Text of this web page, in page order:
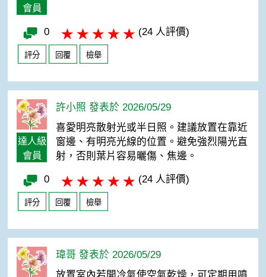
會員
0 (24 人評價)
評分 回覆 檢舉
達人級
會員
許小照 發表於 2026/05/29
喜愛明亮散射光或半日照。建議放置在靠近
窗邊、有明亮光線的位置。避免強烈陽光直
射，否則葉片容易曬傷、焦邊。
0 (24 人評價)
評分 回覆 檢舉
瑋哥 發表於 2026/05/29